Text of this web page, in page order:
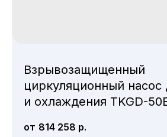
Взрывозащищенный
циркуляционный насос
и охлаждения TKGD-
814 258 р.